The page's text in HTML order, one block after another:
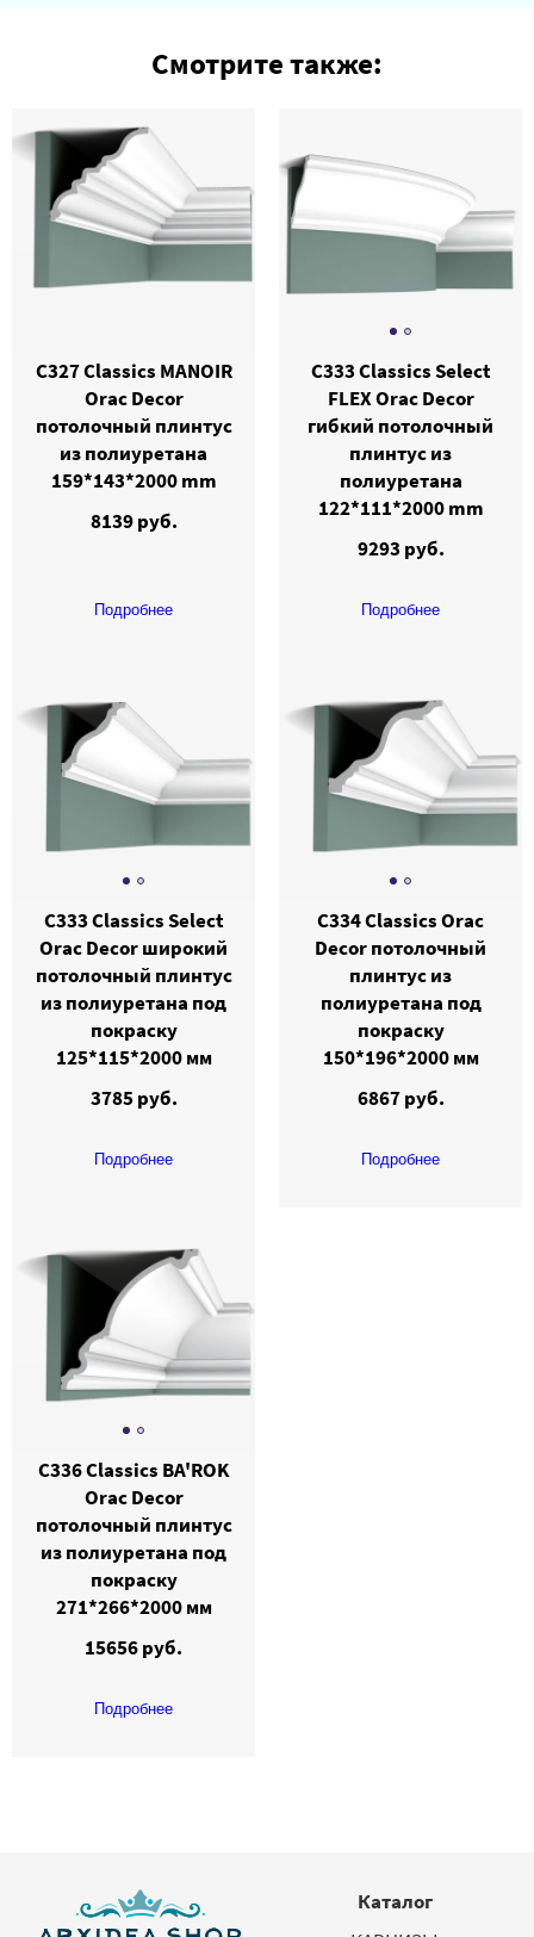
Смотрите также:
C327 Classics MANOIR
Orac Decor
потолочный плинтус
из полиуретана
159*143*2000 mm
8139 руб.
Подробнее
C333 Classics Select
FLEX Orac Decor
гибкий потолочный
плинтус из
полиуретана
122*111*2000 mm
9293 руб.
Подробнее
C333 Classics Select
Orac Decor широкий
потолочный плинтус
из полиуретана под
покраску
125*115*2000 мм
3785 руб.
Подробнее
C334 Classics Orac
Decor потолочный
плинтус из
полиуретана под
покраску
150*196*2000 мм
6867 руб.
Подробнее
C336 Classics BA'ROK
Orac Decor
потолочный плинтус
из полиуретана под
покраску
271*266*2000 мм
15656 руб.
Подробнее
Каталог